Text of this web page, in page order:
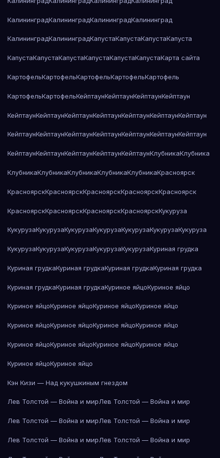
КалининградКалининградКалининградКалининград
КалининградКалининградКапустаКапустаКапустаКапуста
КапустаКапустаКапустаКапустаКапустаКапустаКарта сайта
КартофельКартофельКартофельКартофельКартофель
КартофельКартофельКейптаунКейптаунКейптаунКейптаун
КейптаунКейптаунКейптаунКейптаунКейптаунКейптаунКейптаун
КейптаунКейптаунКейптаунКейптаунКейптаунКейптаунКейптаун
КейптаунКейптаунКейптаунКейптаунКейптаунКлубникаКлубника
КлубникаКлубникаКлубникаКлубникаКлубникаКрасноярск
КрасноярскКрасноярскКрасноярскКрасноярскКрасноярск
КрасноярскКрасноярскКрасноярскКрасноярскКукуруза
КукурузаКукурузаКукурузаКукурузаКукурузаКукурузаКукуруза
КукурузаКукурузаКукурузаКукурузаКукурузаКуриная грудка
Куриная грудкаКуриная грудкаКуриная грудкаКуриная грудка
Куриная грудкаКуриная грудкаКуриное яйцоКуриное яйцо
Куриное яйцоКуриное яйцоКуриное яйцоКуриное яйцо
Куриное яйцоКуриное яйцоКуриное яйцоКуриное яйцо
Куриное яйцоКуриное яйцоКуриное яйцоКуриное яйцо
Куриное яйцоКуриное яйцо
Кэн Кизи — Над кукушкиным гнездом
Лев Толстой — Война и мирЛев Толстой — Война и мир
Лев Толстой — Война и мирЛев Толстой — Война и мир
Лев Толстой — Война и мирЛев Толстой — Война и мир